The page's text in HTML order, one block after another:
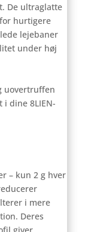
De ultraglatte
hurtigere
lejebaner
under høj
uovertruffen
dine 8LIEN-
– kun 2 g hver
i mere
Deres